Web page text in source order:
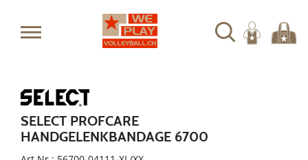
SELECT PROFCARE
HANDGELENKBANDAGE 6700